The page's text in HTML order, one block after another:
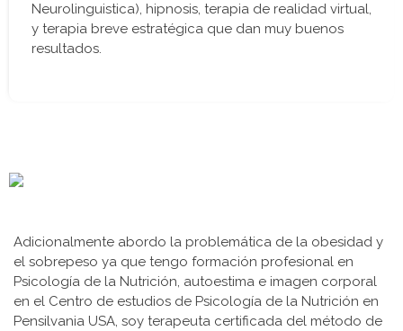
Neurolinguistica), hipnosis, terapia de realidad virtual,
y terapia breve estratégica que dan muy buenos
resultados.
Adicionalmente abordo la problemática de la obesidad y
el sobrepeso ya que tengo formación profesional en
Psicología de la Nutrición, autoestima e imagen corporal
en el Centro de estudios de Psicología de la Nutrición en
Pensilvania USA, soy terapeuta certificada del método de